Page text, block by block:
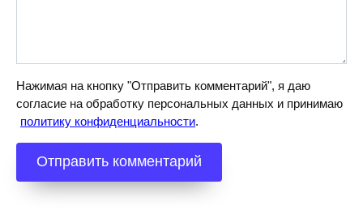
Нажимая на кнопку "Отправить комментарий", я даю
согласие на обработку персональных данных и принимаю
политику конфиденциальности.